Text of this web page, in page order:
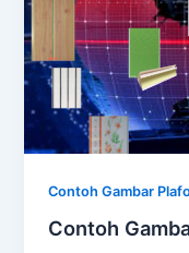
Contoh Gambar
Contoh